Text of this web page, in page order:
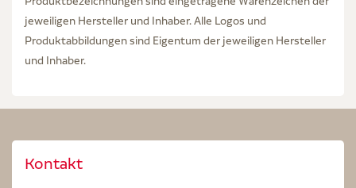
jeweiligen Hersteller und Inhaber. Alle Logos und
Produktabbildungen sind Eigentum der jeweiligen Hersteller
und Inhaber.
Kontakt